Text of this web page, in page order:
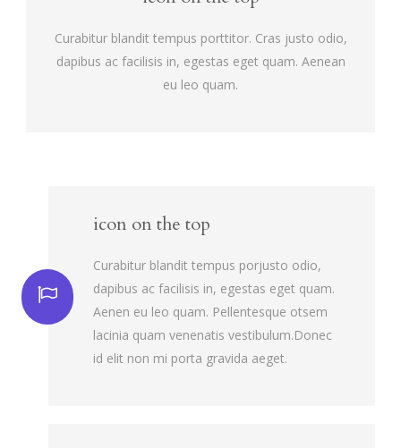
Curabitur blandit tempus porttitor. Cras justo odio,
dapibus ac facilisis in, egestas eget quam. Aenean
eu leo quam.
icon on the top
Curabitur blandit tempus porjusto odio,
dapibus ac facilisis in, egestas eget quam.
Aenen eu leo quam. Pellentesque otsem
lacinia quam venenatis vestibulum.Donec
id elit non mi porta gravida aeget.